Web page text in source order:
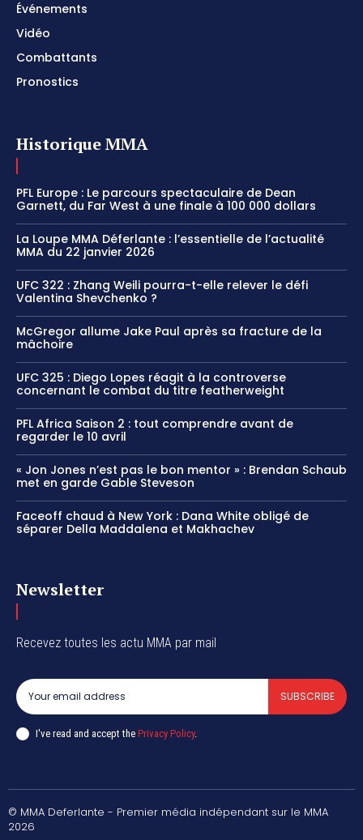
Événements
Vidéo
Combattants
Pronostics
Historique MMA
PFL Europe : Le parcours spectaculaire de Dean
Garnett, du Far West à une finale à 100 000 dollars
La Loupe MMA Déferlante : l’essentielle de l’actualité
MMA du 22 janvier 2026
UFC 322 : Zhang Weili pourra-t-elle relever le défi
Valentina Shevchenko ?
McGregor allume Jake Paul après sa fracture de la
mâchoire
UFC 325 : Diego Lopes réagit à la controverse
concernant le combat du titre featherweight
PFL Africa Saison 2 : tout comprendre avant de
regarder le 10 avril
« Jon Jones n’est pas le bon mentor » : Brendan Schaub
met en garde Gable Steveson
Faceoff chaud à New York : Dana White obligé de
séparer Della Maddalena et Makhachev
Newsletter
Recevez toutes les actu MMA par mail
SUBSCRIBE
I've read and accept the Privacy Policy.
© MMA Deferlante - Premier média indépendant sur le MMA
2026